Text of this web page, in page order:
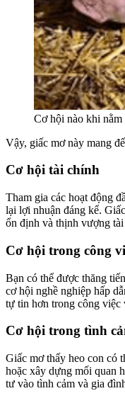
Cơ hội nào khi nằm
Vậy, giấc mơ này mang
Cơ hội tài chính
Tham gia các hoạt động
lại lợi nhuận đáng kể.
ổn định và thịnh vượng
Cơ hội trong công
Bạn có thể được thăng
cơ hội nghề nghiệp hấp
tự tin hơn trong công việc
Cơ hội trong tình
Giấc mơ thấy heo con có
hoặc xây dựng mối quan
tư vào tình cảm và gia